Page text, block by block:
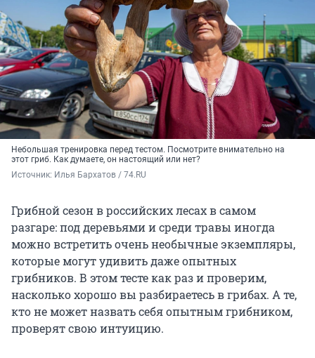
Небольшая тренировка перед тестом. Посмотрите внимательно на
этот гриб. Как думаете, он настоящий или нет?
Источник: Илья Бархатов / 74.RU
Грибной сезон в российских лесах в самом
разгаре: под деревьями и среди травы иногда
можно встретить очень необычные экземпляры,
которые могут удивить даже опытных
грибников. В этом тесте как раз и проверим,
насколько хорошо вы разбираетесь в грибах. А те,
кто не может назвать себя опытным грибником,
проверят свою интуицию.